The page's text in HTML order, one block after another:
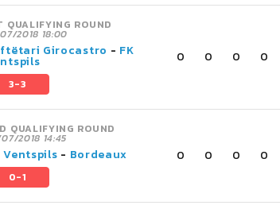
QUALIFYING ROUND
2018 18:00
Girocastro - FK
3-3
0 0 0 0
QUALIFYING ROUND
2018 14:45
Ventspils - Bordeaux
0-1
0 0 0 0